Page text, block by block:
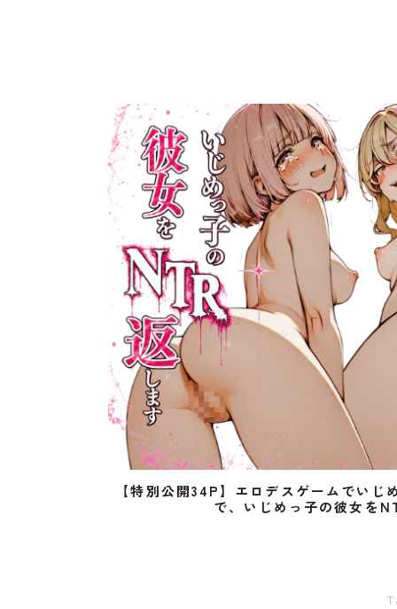
【特別公開34P】エロデスゲームでいじ
で、いじめっ子の彼女を